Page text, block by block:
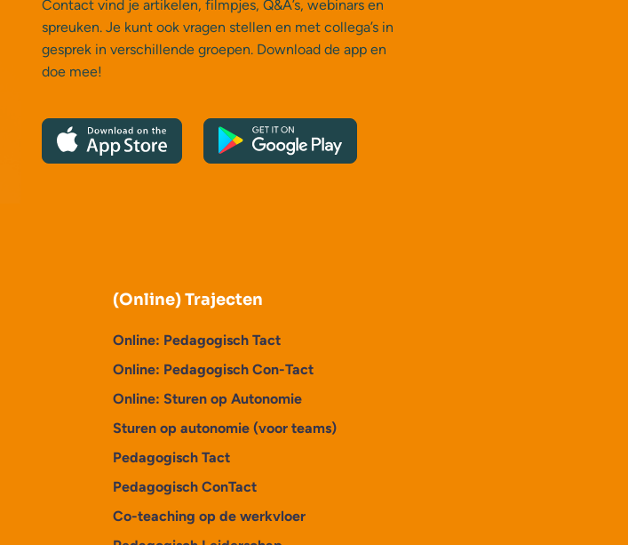
Contact vind je artikelen, filmpjes, Q&A’s, webinars en
spreuken. Je kunt ook vragen stellen en met collega’s in
gesprek in verschillende groepen. Download de app en
doe mee!
(Online) Trajecten
Online: Pedagogisch Tact
Online: Pedagogisch Con-Tact
Online: Sturen op Autonomie
Sturen op autonomie (voor teams)
Pedagogisch Tact
Pedagogisch ConTact
Co-teaching op de werkvloer